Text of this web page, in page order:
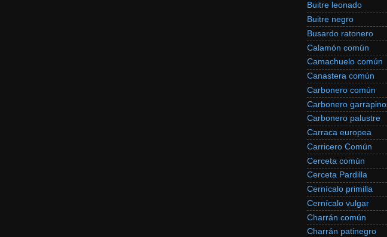
Buitre leonado
Buitre negro
Busardo ratonero
Calamón común
Camachuelo común
Canastera común
Carbonero común
Carbonero
Carbonero palustre
Carraca europea
Carricero Común
Cerceta común
Cerceta Pardilla
Cernícalo primilla
Cernícalo vulgar
Charrán común
Charrán patinegro